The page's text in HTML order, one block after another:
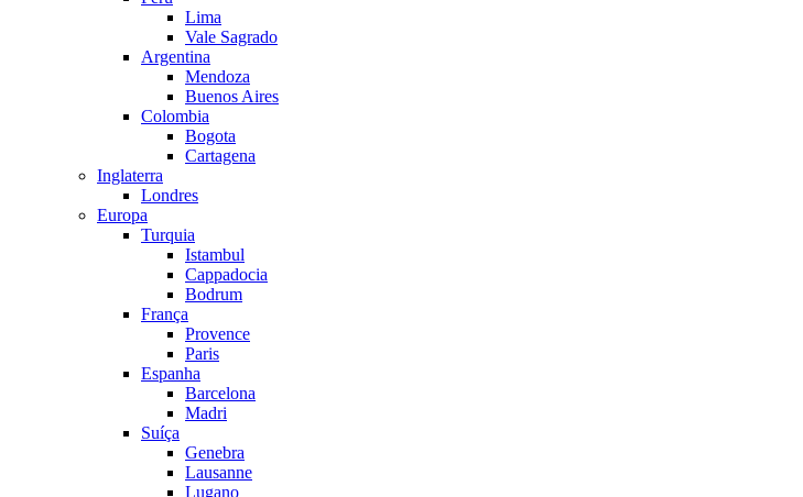
Lima
Vale Sagrado
Argentina
Mendoza
Buenos Aires
Colombia
Bogota
Cartagena
Inglaterra
Londres
Europa
Turquia
Istambul
Cappadocia
Bodrum
França
Provence
Paris
Espanha
Barcelona
Madri
Suíça
Genebra
Lausanne
Lugano